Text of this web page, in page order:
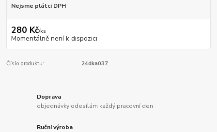
Nejsme plátci DPH
280 Kč/ks
Momentálně není k dispozici
Číslo produktu: 24dka037
Doprava
objednávky odesílám každý pracovní den
Ruční výroba